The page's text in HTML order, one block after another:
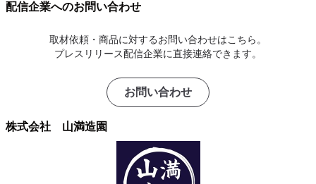
配信企業へのお問い合わせ
取材依頼・商品に対するお問い合わせはこちら。
プレスリリース配信企業に直接連絡できます。
お問い合わせ
株式会社 山満造園